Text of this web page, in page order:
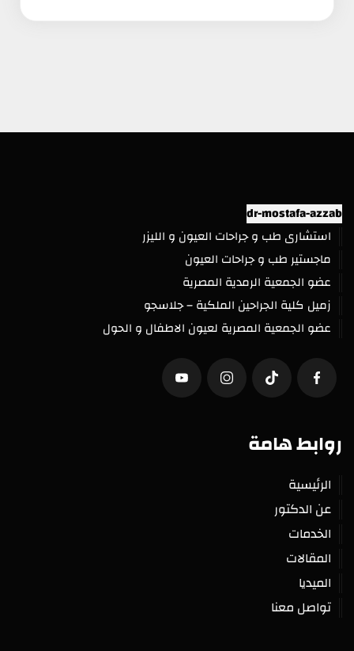
استشارى طب و جراحات العيون و الليزر
ماجستير طب و جراحات العيون
عضو الجمعية الرمدية المصرية
زميل كلية الجراحين الملكية – جلاسجو
عضو الجمعية المصرية لعيون الاطفال و الحول
روابط هامة
الرئيسية
عن الدكتور
الخدمات
المقالات
الميديا
تواصل معنا